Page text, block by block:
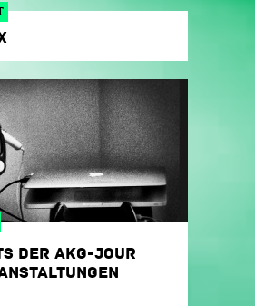
DER AKG-JOUR